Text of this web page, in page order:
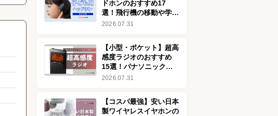
ドホンのおすすめ17
選！飛行機の移動や学習
に適したモデルを厳選
2026.07.31
【小型・ポケット】超高
感度ラジオのおすすめ
15選！パナソニックや
ソニーの高音質モデルも
2026.07.31
【コスパ最強】安い日本
製ワイヤレスイヤホンの